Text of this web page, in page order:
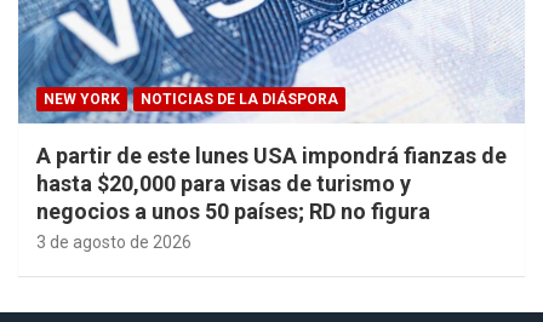
NEW YORK NOTICIAS DE LA DIÁSPORA
A partir de este lunes USA impondrá fianzas de
hasta $20,000 para visas de turismo y
negocios a unos 50 países; RD no figura
3 de agosto de 2026